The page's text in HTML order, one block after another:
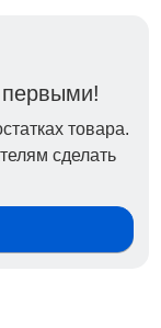
первыми!
товара.
сделать